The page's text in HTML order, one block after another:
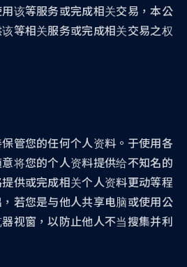
该等服务或完成相关交易，本公
等相关服务或完成相关交易之权
管您的任何个人资料。于使用各
将您的个人资料提供给不知名的
供或完成相关个人资料更动等程
若您是与他人共享电脑或使用公
视窗，以防止他人不当搜集并利